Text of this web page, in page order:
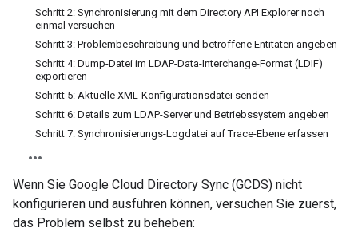
Schritt 2: Synchronisierung mit dem Directory API Explorer noch
einmal versuchen
Schritt 3: Problembeschreibung und betroffene Entitäten angeben
Schritt 4: Dump-Datei im LDAP-Data-Interchange-Format (LDIF)
exportieren
Schritt 5: Aktuelle XML-Konfigurationsdatei senden
Schritt 6: Details zum LDAP-Server und Betriebssystem angeben
Schritt 7: Synchronisierungs-Logdatei auf Trace-Ebene erfassen
Wenn Sie Google Cloud Directory Sync (GCDS) nicht
konfigurieren und ausführen können, versuchen Sie zuerst,
das Problem selbst zu beheben: